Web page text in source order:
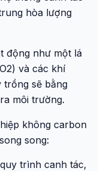
hòa lượng
động như một lá
và các khí
trồng sẽ bằng
môi trường.
không carbon
song:
trình canh tác,